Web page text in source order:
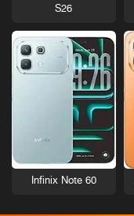
S26
Infinix Note 60